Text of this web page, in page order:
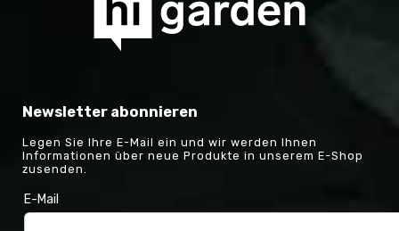
Newsletter abonnieren
Legen Sie Ihre E-Mail ein und wir werden Ihnen
Informationen über neue Produkte in unserem E-Shop
zusenden.
E-Mail